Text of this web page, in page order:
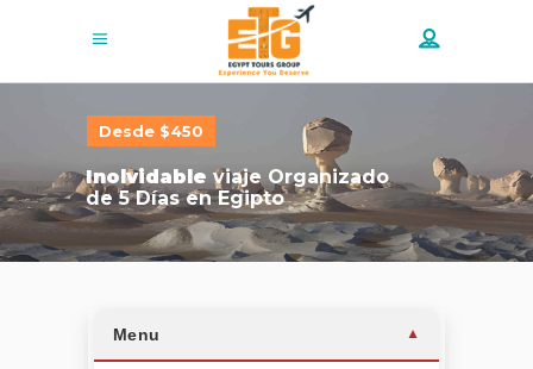
Inolvidable viaje Organizado
de 5 Días en Egipto
Desde $450
Menu ▼